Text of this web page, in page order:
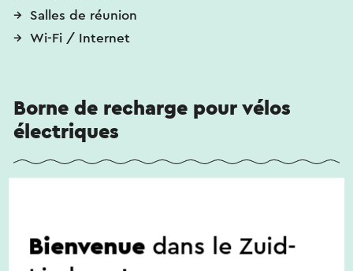
Salles de réunion
Wi-Fi / Internet
Borne de recharge pour vélos
électriques
Bienvenuedans le Zuid-